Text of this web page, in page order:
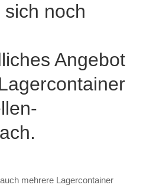
noch
Angebot
mehrere Lagercontainer